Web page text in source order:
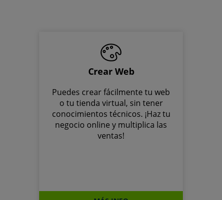
Crear Web
Puedes crear fácilmente tu web
o tu tienda virtual, sin tener
conocimientos técnicos. ¡Haz tu
negocio online y multiplica las
ventas!